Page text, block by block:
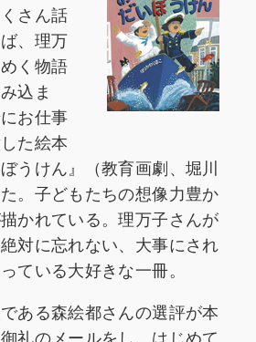
さん話
、理万
く物語
込ま
お仕事
た絵本
うけん』（教育画劇、堀川
。子どもたちの想像力豊か
かれている。理万子さんが
対に忘れない、大事にされ
ている大好きな一冊。
ある森絵都さんの選評が本
礼のメールをし、はじめて